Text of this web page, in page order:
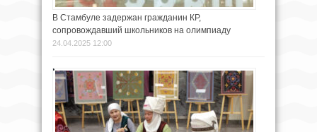
В Стамбуле задержан гражданин КР,
сопровождавший школьников на олимпиаду
24.04.2025 12:00